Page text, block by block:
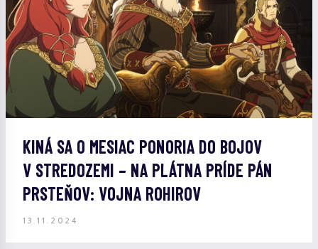
KINÁ SA O MESIAC PONORIA DO BOJOV
V STREDOZEMI – NA PLÁTNA PRÍDE PÁN
PRSTEŇOV: VOJNA ROHIROV
13.11.2024